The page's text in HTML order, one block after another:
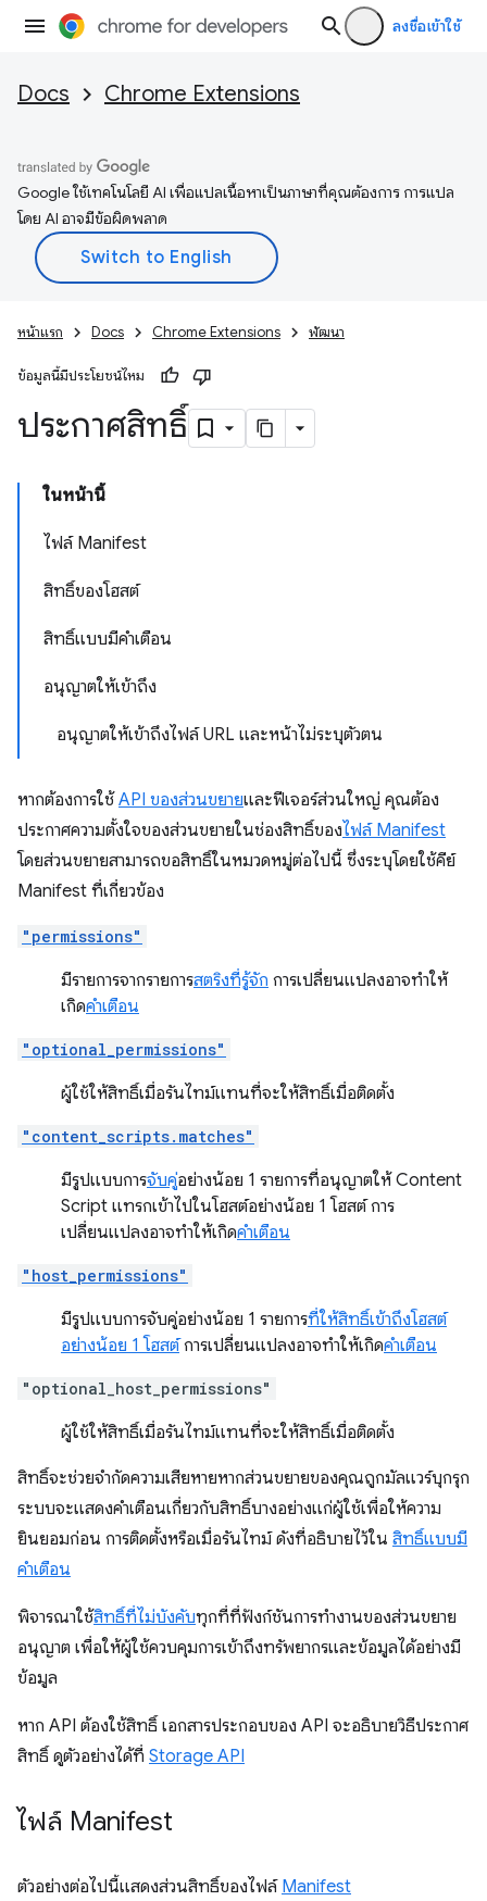
ลงชื่อเข้าใช้
Docs Chrome Extensions
Google ใช้เทคโนโลยี AI เพื่อแปลเนื้อหาเป็นภาษาที่คุณต้องการ การแปล
โดย AI อาจมีข้อผิดพลาด
หน้าแรก Docs Chrome Extensions พัฒนา
ข้อมูลนี้มีประโยชน์ไหม
ประกาศสิทธิ์
ในหน้านี้
ไฟล์ Manifest
สิทธิ์ของโฮสต์
สิทธิ์แบบมีคำเตือน
อนุญาตให้เข้าถึง
อนุญาตให้เข้าถึงไฟล์ URL และหน้าไม่ระบุตัวตน
หากต้องการใช้ API ของส่วนขยายและฟีเจอร์ส่วนใหญ่ คุณต้อง
ประกาศความตั้งใจของส่วนขยายในช่องสิทธิ์ของไฟล์ Manifest
โดยส่วนขยายสามารถขอสิทธิ์ในหมวดหมู่ต่อไปนี้ ซึ่งระบุโดยใช้คีย์
Manifest ที่เกี่ยวข้อง
"permissions"
มีรายการจากรายการสตริงที่รู้จัก การเปลี่ยนแปลงอาจทำให้
เกิดคำเตือน
"optional_permissions"
ผู้ใช้ให้สิทธิ์เมื่อรันไทม์แทนที่จะให้สิทธิ์เมื่อติดตั้ง
"content_scripts.matches"
มีรูปแบบการจับคู่อย่างน้อย 1 รายการที่อนุญาตให้ Content
Script แทรกเข้าไปในโฮสต์อย่างน้อย 1 โฮสต์ การ
เปลี่ยนแปลงอาจทำให้เกิดคำเตือน
"host_permissions"
มีรูปแบบการจับคู่อย่างน้อย 1 รายการที่ให้สิทธิ์เข้าถึงโฮสต์
อย่างน้อย 1 โฮสต์การเปลี่ยนแปลงอาจทำให้เกิดคำเตือน
"optional_host_permissions"
ผู้ใช้ให้สิทธิ์เมื่อรันไทม์แทนที่จะให้สิทธิ์เมื่อติดตั้ง
สิทธิ์จะช่วยจำกัดความเสียหายหากส่วนขยายของคุณถูกมัลแวร์บุกรุก
ระบบจะแสดงคำเตือนเกี่ยวกับสิทธิ์บางอย่างแก่ผู้ใช้เพื่อให้ความ
ยินยอมก่อน การติดตั้งหรือเมื่อรันไทม์ ดังที่อธิบายไว้ใน สิทธิ์แบบมี
คำเตือน
พิจารณาใช้สิทธิ์ที่ไม่บังคับทุกที่ที่ฟังก์ชันการทำงานของส่วนขยาย
อนุญาต เพื่อให้ผู้ใช้ควบคุมการเข้าถึงทรัพยากรและข้อมูลได้อย่างมี
ข้อมูล
หาก API ต้องใช้สิทธิ์ เอกสารประกอบของ API จะอธิบายวิธีประกาศ
สิทธิ์ ดูตัวอย่างได้ที่ Storage API
ไฟล์ Manifest
ตัวอย่างต่อไปนี้แสดงส่วนสิทธิ์ของไฟล์ Manifest